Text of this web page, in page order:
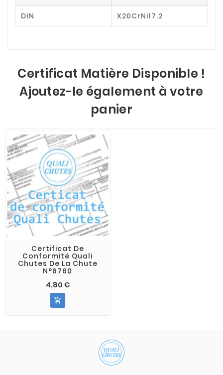
DIN X20CrNi17.2
Certificat Matière Disponible !
Ajoutez-le également à votre
panier
Certificat De
Conformité Quali
Chutes De La Chute
N°6760
4,80 €
